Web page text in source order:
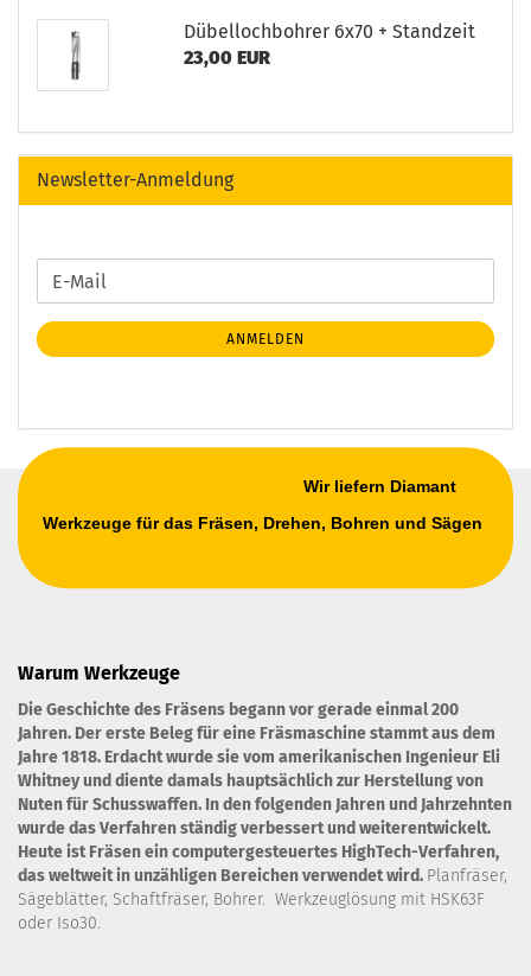
Dübellochbohrer 6x70 + Standzeit
23,00 EUR
Newsletter-Anmeldung
WEITER
ZUR
NEWSLETTER-
ANMELDUNG
E-
Mail
ANMELDEN
Wir liefern Diamant
Werkzeuge für das Fräsen, Drehen, Bohren und Sägen
Warum Werkzeuge
Die Geschichte des Fräsens begann vor gerade einmal 200
Jahren. Der erste Beleg für eine Fräsmaschine stammt aus dem
Jahre 1818. Erdacht wurde sie vom amerikanischen Ingenieur Eli
Whitney und diente damals hauptsächlich zur Herstellung von
Nuten für Schusswaffen. In den folgenden Jahren und Jahrzehnten
wurde das Verfahren ständig verbessert und weiterentwickelt.
Heute ist Fräsen ein computergesteuertes HighTech-Verfahren,
das weltweit in unzähligen Bereichen verwendet wird. Planfräser,
Sägeblätter, Schaftfräser, Bohrer. Werkzeuglösung mit HSK63F
oder Iso30.